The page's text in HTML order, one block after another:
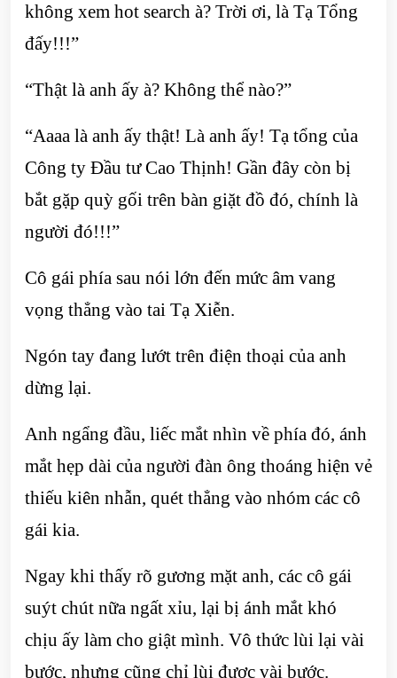
không xem hot search à? Trời ơi, là Tạ Tổng
đấy!!!”
“Thật là anh ấy à? Không thể nào?”
“Aaaa là anh ấy thật! Là anh ấy! Tạ tổng của
Công ty Đầu tư Cao Thịnh! Gần đây còn bị
bắt gặp quỳ gối trên bàn giặt đồ đó, chính là
người đó!!!”
Cô gái phía sau nói lớn đến mức âm vang
vọng thẳng vào tai Tạ Xiễn.
Ngón tay đang lướt trên điện thoại của anh
dừng lại.
Anh ngẩng đầu, liếc mắt nhìn về phía đó, ánh
mắt hẹp dài của người đàn ông thoáng hiện vẻ
thiếu kiên nhẫn, quét thẳng vào nhóm các cô
gái kia.
Ngay khi thấy rõ gương mặt anh, các cô gái
suýt chút nữa ngất xỉu, lại bị ánh mắt khó
chịu ấy làm cho giật mình. Vô thức lùi lại vài
bước, nhưng cũng chỉ lùi được vài bước.